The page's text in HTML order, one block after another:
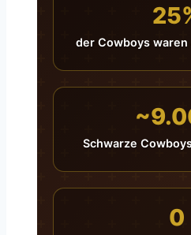
der Cowboys
Schwarze
0